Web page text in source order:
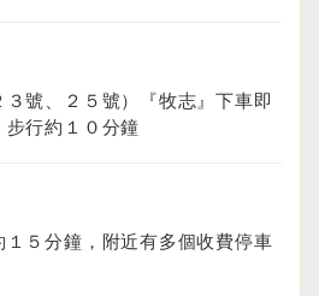
３號、２５號）『牧志』下車即
行約１０分鐘
１５分鐘，附近有多個收費停車